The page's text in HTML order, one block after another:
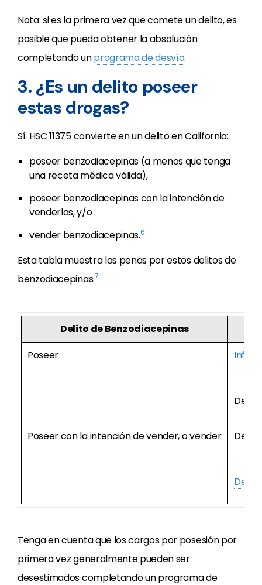
Nota: si es la primera vez que comete un delito, es
posible que pueda obtener la absolución
completando unprograma de desvío.
3. ¿Es un delito poseer
estas drogas?
Sí. HSC 11375 convierte en un delito en California:
poseer benzodiacepinas (a menos que tenga
una receta médica válida),
poseer benzodiacepinas con la intención de
venderlas, y/o
vender benzodiacepinas.6
Esta tabla muestra las penas por estos delitos de
benzodiacepinas.7
Delito de Benzodiacepinas
Poseer
Delito
Poseer con la intención de vender, o vender Delito
Tenga en cuenta que los cargos por posesión por
primera vez generalmente pueden ser
desestimados completando un programa de